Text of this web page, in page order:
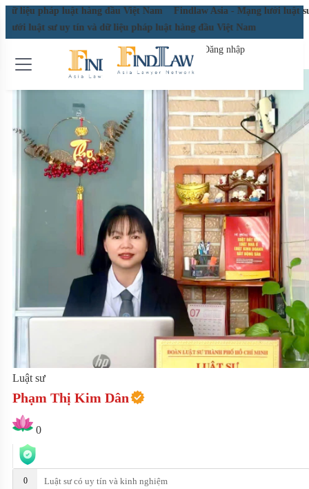
luật hàng đầu Việt NamFindlaw Asia - Mạng lưới luật sư uy tín
luật sư uy tín và dữ liệu pháp luật hàng đầu Việt Nam
Đăng nhập
Luật sư
Phạm Thị Kim Dân
0
0 Luật sư có uy tín và kinh nghiệm